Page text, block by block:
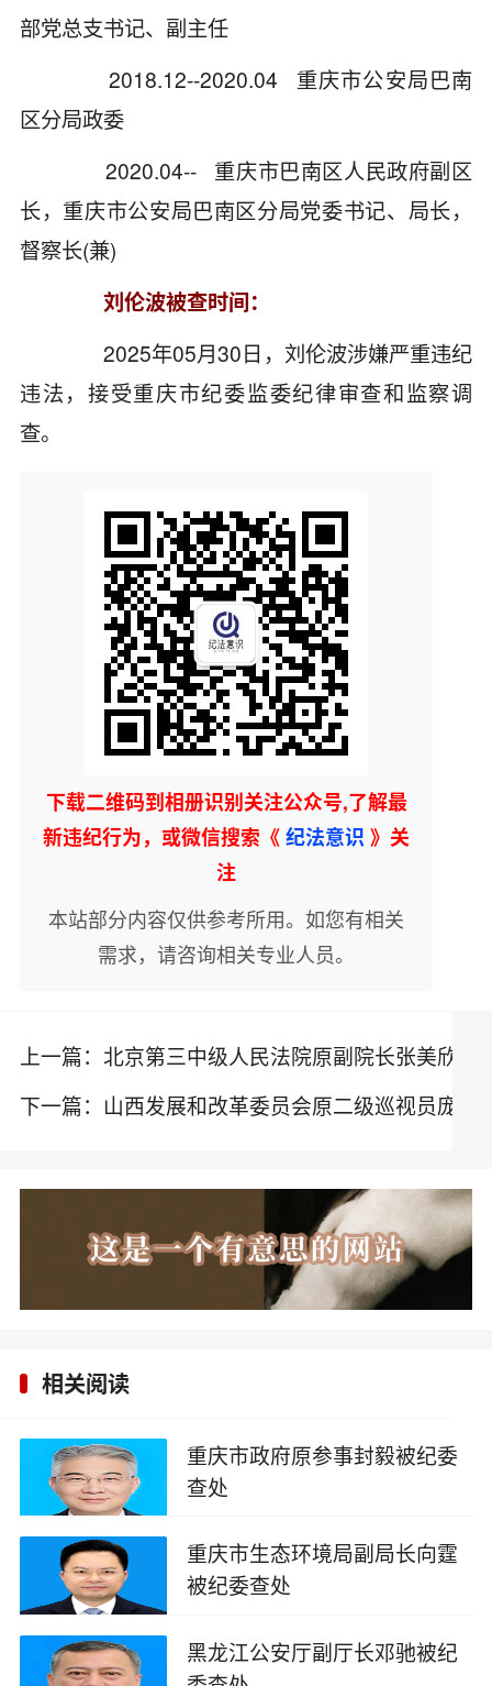
部党总支书记、副主任
2018.12--2020.04 重庆市公安局巴南
区分局政委
2020.04-- 重庆市巴南区人民政府副区
长，重庆市公安局巴南区分局党委书记、局长，
督察长(兼)
刘伦波被查时间：
2025年05月30日，刘伦波涉嫌严重违纪
违法，接受重庆市纪委监委纪律审查和监察调
查。
下载二维码到相册识别关注公众号,了解最
新违纪行为，或微信搜索《纪法意识》关
注
本站部分内容仅供参考所用。如您有相关
需求，请咨询相关专业人员。
上一篇： 北京第三中级人民法院原副院长张美欣
被带走调查
下一篇： 山西发展和改革委员会原二级巡视员庞
相关阅读
重庆市政府原参事封毅被纪委
查处
重庆市生态环境局副局长向霆
被纪委查处
黑龙江公安厅副厅长邓驰被纪